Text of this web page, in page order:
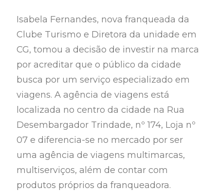
Isabela Fernandes, nova franqueada da
Clube Turismo e Diretora da unidade em
CG, tomou a decisão de investir na marca
por acreditar que o público da cidade
busca por um serviço especializado em
viagens. A agência de viagens está
localizada no centro da cidade na Rua
Desembargador Trindade, nº 174, Loja nº
07 e diferencia-se no mercado por ser
uma agência de viagens multimarcas,
multiserviços, além de contar com
produtos próprios da franqueadora.